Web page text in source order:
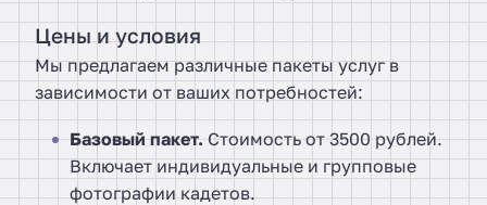
Цены и условия
Мы предлагаем различные пакеты услуг в
зависимости от ваших потребностей:
Базовый пакет.Стоимость от 3500 рублей.
Включает индивидуальные и групповые
фотографии кадетов.